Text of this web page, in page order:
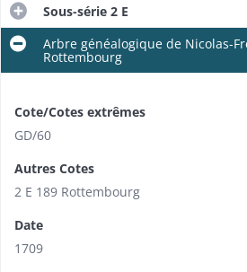
Sous-série 2 E
Arbre généalogique de Nicolas-
Rottembourg
Cote/Cotes extrêmes
GD/60
Autres Cotes
2 E 189 Rottembourg
Date
1709